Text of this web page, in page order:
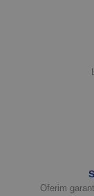
Oferim